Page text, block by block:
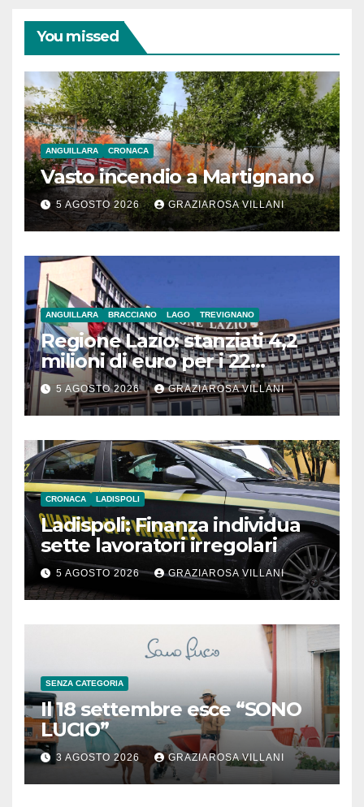
You missed
ANGUILLARA CRONACA
Vasto incendio a Martignano
5 AGOSTO 2026 GRAZIAROSA VILLANI
ANGUILLARA BRACCIANO LAGO TREVIGNANO
Regione Lazio: stanziati 4,2
milioni di euro per i 22
Comuni dell’Etruria
Meridionale
5 AGOSTO 2026 GRAZIAROSA VILLANI
CRONACA LADISPOLI
Ladispoli: Finanza individua
sette lavoratori irregolari
5 AGOSTO 2026 GRAZIAROSA VILLANI
SENZA CATEGORIA
Il 18 settembre esce “SONO
LUCIO”
3 AGOSTO 2026 GRAZIAROSA VILLANI